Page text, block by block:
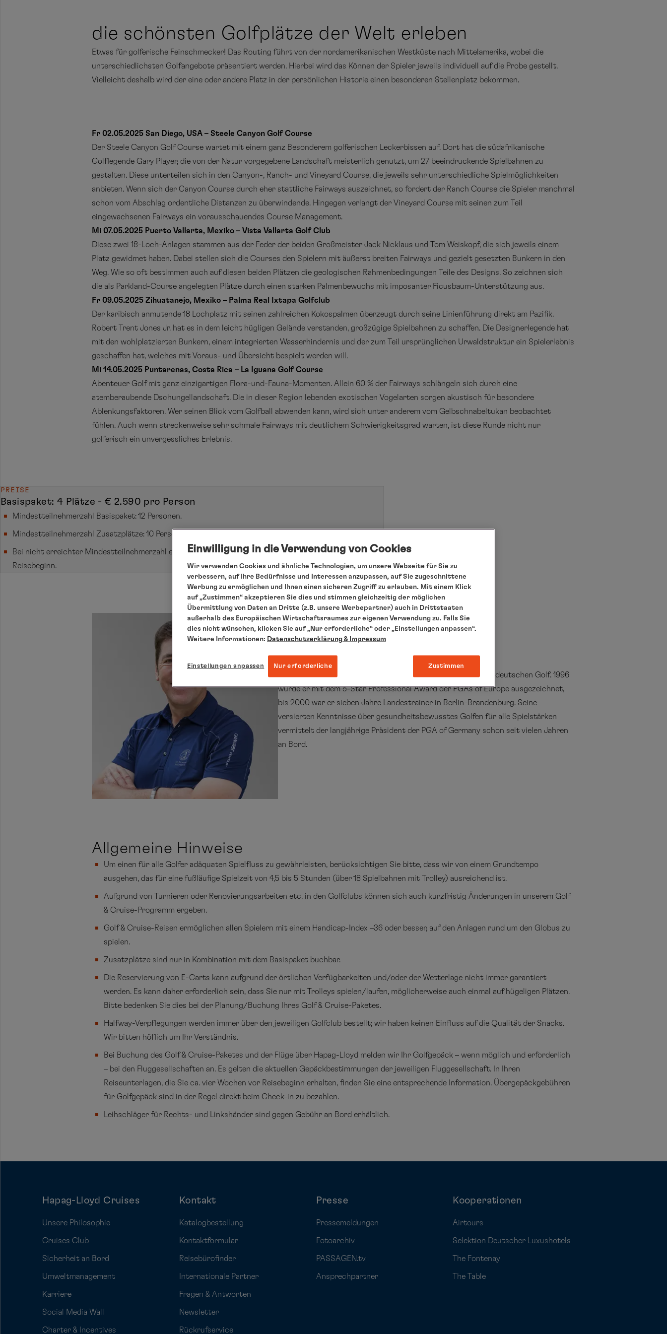
die schönsten Golfplätze der Welt erleben
Etwas für golferische Feinschmecker! Das Routing führt von der nordamerikanischen Westküste nach Mittelamerika, wobei die
unterschiedlichsten Golfangebote präsentiert werden. Hierbei wird das Können der Spieler jeweils individuell auf die Probe gestellt.
Vielleicht deshalb wird der eine oder andere Platz in der persönlichen Historie einen besonderen Stellenplatz bekommen.
Fr 02.05.2025 San Diego, USA – Steele Canyon Golf Course
Der Steele Canyon Golf Course wartet mit einem ganz Besonderem golferischen Leckerbissen auf. Dort hat die südafrikanische
Golflegende Gary Player, die von der Natur vorgegebene Landschaft meisterlich genutzt, um 27 beeindruckende Spielbahnen zu
gestalten. Diese unterteilen sich in den Canyon-, Ranch- und Vineyard Course, die jeweils sehr unterschiedliche Spielmöglichkeiten
anbieten. Wenn sich der Canyon Course durch eher stattliche Fairways auszeichnet, so fordert der Ranch Course die Spieler manchmal
schon vom Abschlag ordentliche Distanzen zu überwindende. Hingegen verlangt der Vineyard Course mit seinen zum Teil
eingewachsenen Fairways ein vorausschauendes Course Management.
Mi 07.05.2025 Puerto Vallarta, Mexiko – Vista Vallarta Golf Club
Diese zwei 18-Loch-Anlagen stammen aus der Feder der beiden Großmeister Jack Nicklaus und Tom Weiskopf, die sich jeweils einem
Platz gewidmet haben. Dabei stellen sich die Courses den Spielern mit äußerst breiten Fairways und gezielt gesetzten Bunkern in den
Weg. Wie so oft bestimmen auch auf diesen beiden Plätzen die geologischen Rahmenbedingungen Teile des Designs. So zeichnen sich
die als Parkland-Course angelegten Plätze durch einen starken Palmenbewuchs mit imposanter Ficusbaum-Unterstützung aus.
Fr 09.05.2025 Zihuatanejo, Mexiko – Palma Real Ixtapa Golfclub
Der karibisch anmutende 18 Lochplatz mit seinen zahlreichen Kokospalmen überzeugt durch seine Linienführung direkt am Pazifik.
Robert Trent Jones Jr. hat es in dem leicht hügligen Gelände verstanden, großzügige Spielbahnen zu schaffen. Die Designerlegende hat
mit den wohlplatzierten Bunkern, einem integrierten Wasserhindernis und der zum Teil ursprünglichen Urwaldstruktur ein Spielerlebnis
geschaffen hat, welches mit Voraus- und Übersicht bespielt werden will.
Mi 14.05.2025 Puntarenas, Costa Rica – La Iguana Golf Course
Abenteuer Golf mit ganz einzigartigen Flora-und-Fauna-Momenten. Allein 60 % der Fairways schlängeln sich durch eine
atemberaubende Dschungellandschaft. Die in dieser Region lebenden exotischen Vogelarten sorgen akustisch für besondere
Ablenkungsfaktoren. Wer seinen Blick vom Golfball abwenden kann, wird sich unter anderem vom Gelbschnabeltukan beobachtet
fühlen. Auch wenn streckenweise sehr schmale Fairways mit deutlichem Schwierigkeitsgrad warten, ist diese Runde nicht nur
golferisch ein unvergessliches Erlebnis.
PREISE
Basispaket: 4 Plätze - € 2.590 pro Person
Mindestteilnehmerzahl Basispaket: 12 Personen.
Mindestteilnehmerzahl Zusatzplätze: 10 Personen.
Bei nicht erreichter Mindestteilnehmerzahl erfolgt die Absage spätestens acht Wochen vor
Reisebeginn.
IHR GOLF-PRO AUF DIESER REISE
Stefan Quirmbach
Stefan Quirmbach gehört zu den führenden Golfexperten im deutschen Golf. 1996
wurde er mit dem 5-Star Professional Award der PGAs of Europe ausgezeichnet,
bis 2000 war er sieben Jahre Landestrainer in Berlin-Brandenburg. Seine
versierten Kenntnisse über gesundheitsbewusstes Golfen für alle Spielstärken
vermittelt der langjährige Präsident der PGA of Germany schon seit vielen Jahren
an Bord.
Allgemeine Hinweise
Um einen für alle Golfer adäquaten Spielfluss zu gewährleisten, berücksichtigen Sie bitte, dass wir von einem Grundtempo
ausgehen, das für eine fußläufige Spielzeit von 4,5 bis 5 Stunden (über 18 Spielbahnen mit Trolley) ausreichend ist.
Aufgrund von Turnieren oder Renovierungsarbeiten etc. in den Golfclubs können sich auch kurzfristig Änderungen in unserem Golf
& Cruise-Programm ergeben.
Golf & Cruise-Reisen ermöglichen allen Spielern mit einem Handicap-Index –36 oder besser, auf den Anlagen rund um den Globus zu
spielen.
Zusatzplätze sind nur in Kombination mit dem Basispaket buchbar.
Die Reservierung von E-Carts kann aufgrund der örtlichen Verfügbarkeiten und/oder der Wetterlage nicht immer garantiert
werden. Es kann daher erforderlich sein, dass Sie nur mit Trolleys spielen/laufen, möglicherweise auch einmal auf hügeligen Plätzen.
Bitte bedenken Sie dies bei der Planung/Buchung Ihres Golf & Cruise-Paketes.
Halfway-Verpflegungen werden immer über den jeweiligen Golfclub bestellt; wir haben keinen Einfluss auf die Qualität der Snacks.
Wir bitten höflich um Ihr Verständnis.
Bei Buchung des Golf & Cruise-Paketes und der Flüge über Hapag-Lloyd melden wir Ihr Golfgepäck – wenn möglich und erforderlich
– bei den Fluggesellschaften an. Es gelten die aktuellen Gepäckbestimmungen der jeweiligen Fluggesellschaft. In Ihren
Reiseunterlagen, die Sie ca. vier Wochen vor Reisebeginn erhalten, finden Sie eine entsprechende Information. Übergepäckgebühren
für Golfgepäck sind in der Regel direkt beim Check-in zu bezahlen.
Leihschläger für Rechts- und Linkshänder sind gegen Gebühr an Bord erhältlich.
Hapag-Lloyd Cruises
Unsere Philosophie
Cruises Club
Sicherheit an Bord
Umweltmanagement
Karriere
Social Media Wall
Charter & Incentives
Kontakt
Katalogbestellung
Kontaktformular
Reisebürofinder
Internationale Partner
Fragen & Antworten
Newsletter
Rückrufservice
Presse
Pressemeldungen
Fotoarchiv
PASSAGEN.tv
Ansprechpartner
Kooperationen
Airtours
Selektion Deutscher Luxushotels
The Fontenay
The Table
Einwilligung in die Verwendung von Cookies
Wir verwenden Cookies und ähnliche Technologien, um unsere Webseite für Sie zu
verbessern, auf Ihre Bedürfnisse und Interessen anzupassen, auf Sie zugeschnittene
Werbung zu ermöglichen und Ihnen einen sicheren Zugriff zu erlauben. Mit einem Klick
auf „Zustimmen“ akzeptieren Sie dies und stimmen gleichzeitig der möglichen
Übermittlung von Daten an Dritte (z.B. unsere Werbepartner) auch in Drittstaaten
außerhalb des Europäischen Wirtschaftsraumes zur eigenen Verwendung zu. Falls Sie
dies nicht wünschen, klicken Sie auf „Nur erforderliche“ oder „Einstellungen anpassen“.
Weitere Informationen: Datenschutzerklärung & Impressum
Einstellungen anpassen Nur erforderliche Zustimmen